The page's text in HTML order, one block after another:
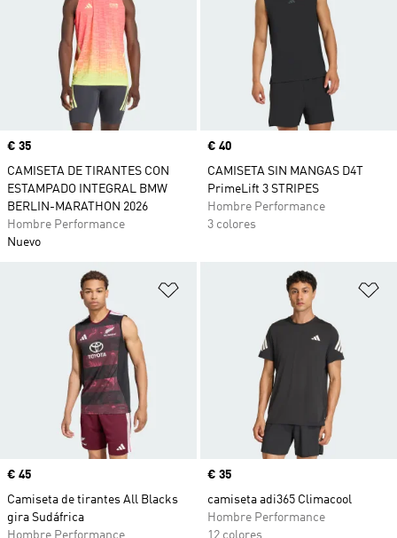
Precio
€ 35
CAMISETA DE TIRANTES CON
ESTAMPADO INTEGRAL BMW
BERLIN-MARATHON 2026
Hombre Performance
Nuevo
Precio
€ 40
CAMISETA SIN MANGAS D4T
PrimeLift 3 STRIPES
Hombre Performance
3 colores
Añadir a la lista de deseos
Precio
€ 45
Camiseta de tirantes All Blacks
gira Sudáfrica
Hombre Performance
Precio
€ 35
camiseta adi365 Climacool
Hombre Performance
12 colores